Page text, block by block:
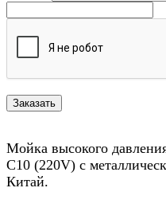
Мойка высокого
C10 (220V) с
Китай.